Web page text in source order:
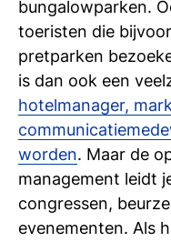
bungalowparken.
toeristen die
pretparken
is dan ook een
hotelmanager,
worden. Maar de
management leidt
congressen,
evenementen. Als